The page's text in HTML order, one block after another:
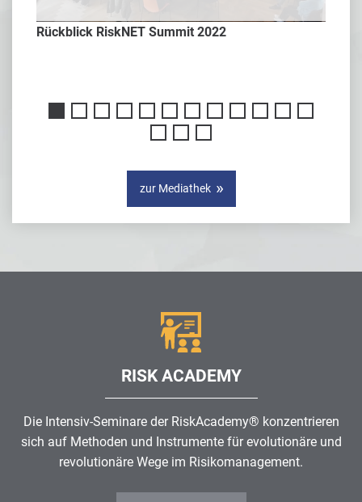
Rückblick RiskNET Summit 2022
zur Mediathek
RISK ACADEMY
Die Intensiv-Seminare der RiskAcademy® konzentrieren
sich auf Methoden und Instrumente für evolutionäre und
revolutionäre Wege im Risikomanagement.